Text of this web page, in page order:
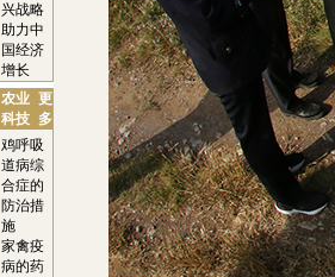
兴战略
助力中
国经济
增长
农业
科技
更
多
鸡呼吸
道病综
合症的
防治措
施
家禽疫
病的药